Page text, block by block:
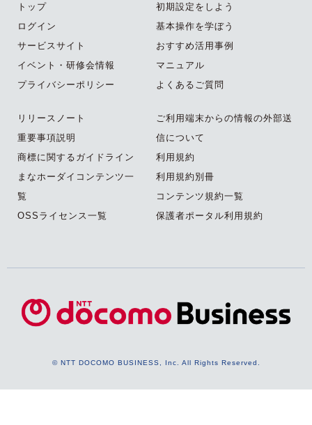
トップ
ログイン
サービスサイト
イベント・研修会情報
プライバシーポリシー
初期設定をしよう
基本操作を学ぼう
おすすめ活用事例
マニュアル
よくあるご質問
リリースノート
重要事項説明
商標に関するガイドライン
まなホーダイコンテンツ一
覧
OSSライセンス一覧
ご利用端末からの情報の外部送
信について
利用規約
利用規約別冊
コンテンツ規約一覧
保護者ポータル利用規約
© NTT DOCOMO BUSINESS, Inc. All Rights Reserved.